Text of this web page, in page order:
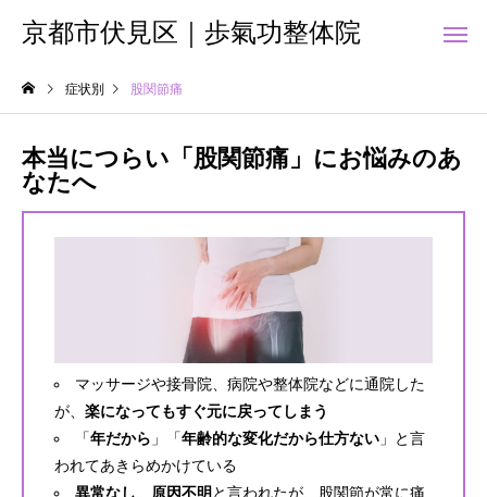
京都市伏見区｜歩氣功整体院
股関節痛
症状別 股関節痛
本当につらい「股関節痛」にお悩みのあ
なたへ
マッサージや接骨院、病院や整体院などに通院した
が、 楽になってもすぐ元に戻ってしまう
「年だから 」「年齢的な変化だから仕方ない 」と言
われてあきらめかけている
異常なし、 原因不明 と言われたが、股関節が常に痛